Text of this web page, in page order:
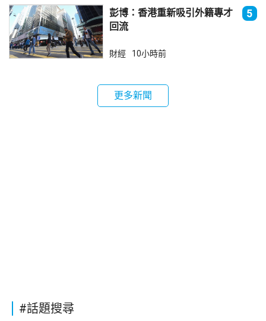
彭博：香港重新吸引外籍專才
回流
5
財經 10小時前
更多新聞
#話題搜尋